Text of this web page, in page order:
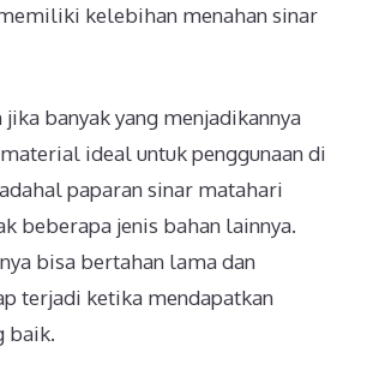
kelebihan menahan sinar
jika banyak yang menjadikannya
ideal untuk penggunaan di
paparan sinar matahari
beberapa jenis bahan lainnya.
bisa bertahan lama dan
terjadi ketika mendapatkan
baik.